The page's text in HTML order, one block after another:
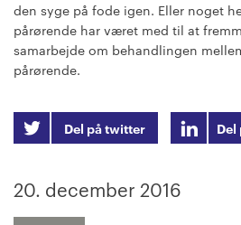
den syge på fode igen. Eller noget
pårørende har været med til at
samarbejde om behandlingen
pårørende.
Del på twitter Del
20. december 2016